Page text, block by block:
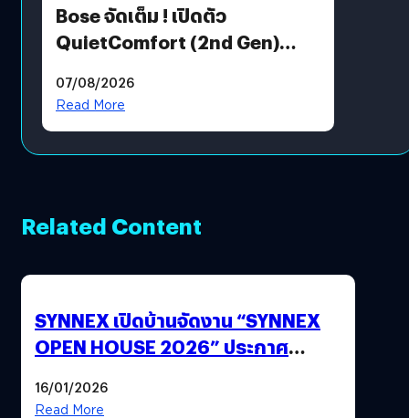
Bose จัดเต็ม ! เปิดตัว
QuietComfort (2nd Gen)
07/08/2026
Read More
Related Content
SYNNEX เปิดบ้านจัดงาน “SYNNEX
OPEN HOUSE 2026” ประกาศ
ได้ 53,000 ล้านบาท
16/01/2026
Read More